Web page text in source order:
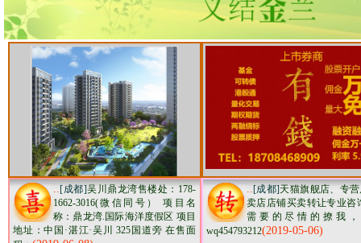
..[成都]吴川鼎龙湾售楼处：178-
1662-3016(微信同号） 项目名
称：鼎龙湾.国际海洋度假区 项目
地址：中国·湛江·吴川 325国道旁 在售面
..[成都]天猫旗舰店、专
卖店店铺买卖转让专业咨
需要的尽情的撩我
wq454793212(2019-05-06)